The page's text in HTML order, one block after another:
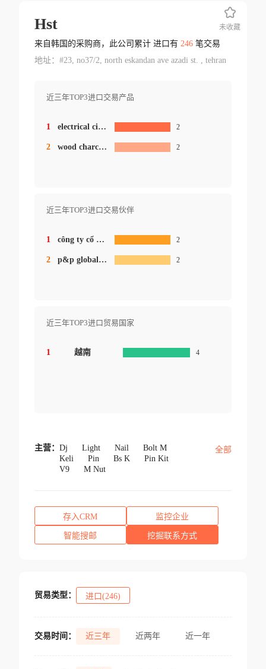
Hst
来自韩国的采购商，此公司累计 进口有 246笔交易
地址：#23, no37/2, north eskandan ave azadi st. , tehran
近三年TOP3进口交易产品
1 electrical circuitry 2
2 wood charcoal 2
近三年TOP3进口交易伙伴
1 công ty cổ phần coasia cm vina 2
2 p&p global supply co.ltd. 2
近三年TOP3进口贸易国家
1 越南 4
未收藏
主营： Dj Light Nail
Bolt M
Keli
Pin Bs K
Pin Kit
V9
M Nut
全部
存入CRM 监控企业
智能搜邮 挖掘联系方式
贸易类型： 进口(246)
交易时间： 近三年 近两年 近一年